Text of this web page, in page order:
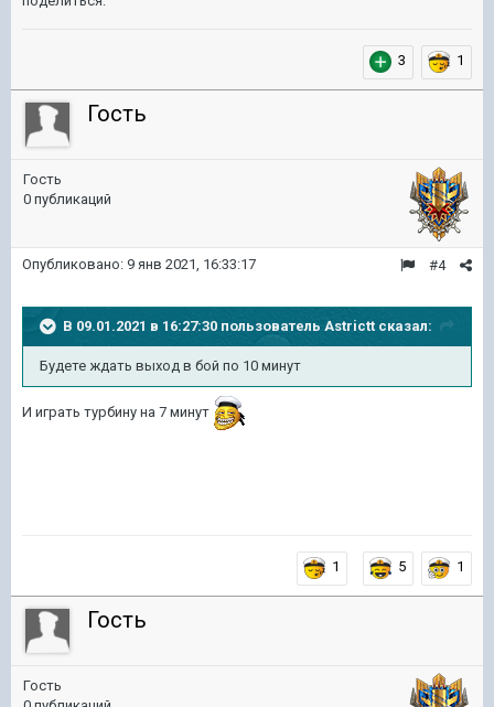
3 1
Гость
Гость
0 публикаций
#4
Опубликовано: 9 янв 2021, 16:33:17
В 09.01.2021 в 16:27:30 пользователь Astrictt сказал:
Будете ждать выход в бой по 10 минут
И играть турбину на 7 минут
1 5 1
Гость
Гость